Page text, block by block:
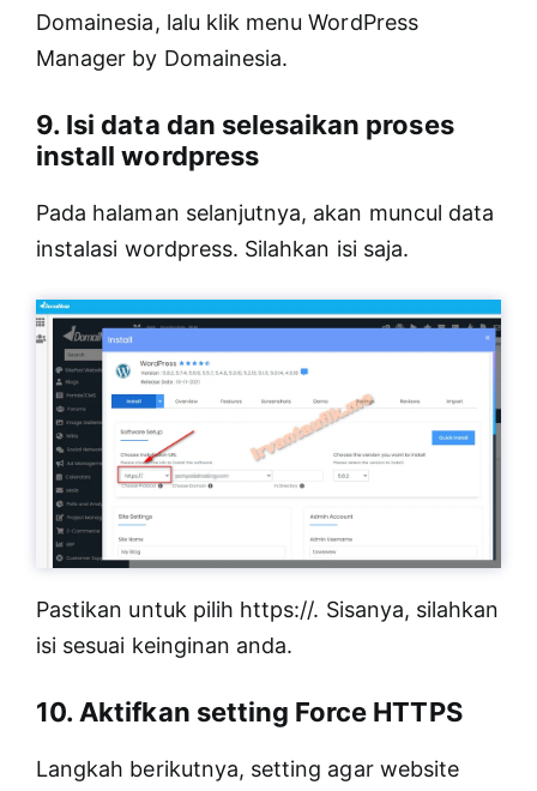
Domainesia, lalu klik menu WordPress
Manager by Domainesia.
9. Isi data dan selesaikan proses
install wordpress
Pada halaman selanjutnya, akan muncul data
instalasi wordpress. Silahkan isi saja.
Pastikan untuk pilih https://. Sisanya, silahkan
isi sesuai keinginan anda.
10. Aktifkan setting Force HTTPS
Langkah berikutnya, setting agar website